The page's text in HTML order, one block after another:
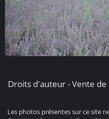
Droits d'auteur - Vente
Les photos présentes sur ce site